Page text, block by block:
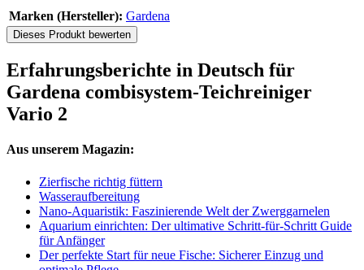
Marken (Hersteller): Gardena
Dieses Produkt bewerten
Erfahrungsberichte in Deutsch für
Gardena combisystem-Teichreiniger
Vario 2
Aus unserem Magazin:
Zierfische richtig füttern
Wasseraufbereitung
Nano-Aquaristik: Faszinierende Welt der Zwerggarnelen
Aquarium einrichten: Der ultimative Schritt-für-Schritt Guide
für Anfänger
Der perfekte Start für neue Fische: Sicherer Einzug und